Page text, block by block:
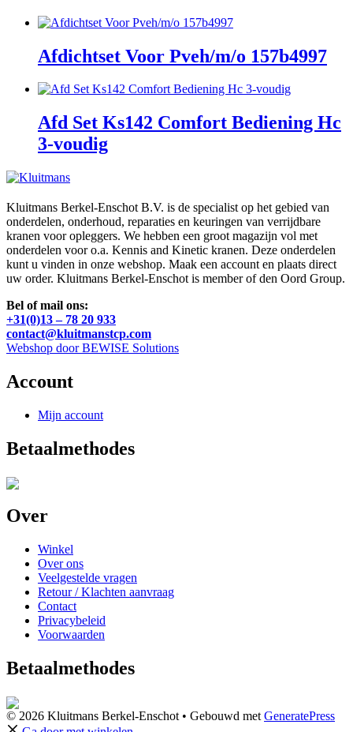
Afdichtset Voor Pveh/m/o 157b4997
Afd Set Ks142 Comfort Bediening Hc
3-voudig
Kluitmans Berkel-Enschot B.V. is de specialist op het gebied van
onderdelen, onderhoud, reparaties en keuringen van verrijdbare
kranen voor opleggers. We hebben een groot magazijn vol met
onderdelen voor o.a. Kennis and Kinetic kranen. Deze onderdelen
kunt u vinden in onze webshop. Maak een account en plaats direct
uw order. Kluitmans Berkel-Enschot is member of den Oord Group.
Bel of mail ons:
+31(0)13 – 78 20 933
contact@kluitmanstcp.com
Webshop door BEWISE Solutions
Account
Mijn account
Betaalmethodes
Over
Winkel
Over ons
Veelgestelde vragen
Retour / Klachten aanvraag
Contact
Privacybeleid
Voorwaarden
Betaalmethodes
© 2026 Kluitmans Berkel-Enschot • Gebouwd met GeneratePress